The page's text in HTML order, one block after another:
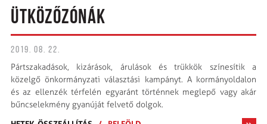
ÜTKÖZŐZÓNÁK
2019. 08. 22.
Pártszakadások, kizárások, árulások és trükkök színesítik a
közelgő önkormányzati választási kampányt. A kormányoldalon
és az ellenzék térfelén egyaránt történnek meglepő vagy akár
bűncselekmény gyanúját felvető dolgok.